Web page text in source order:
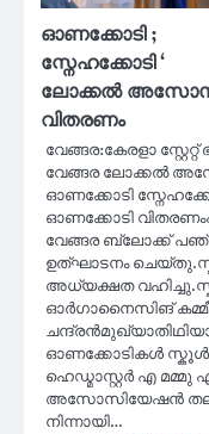
ഓണക്കോടി ;
സ്നേഹക്കോടി ‘
ലോക്കൽ
വിതരണം
വേങ്ങര:കേരളാ
വേങ്ങര ലോക്കൽ
ഓണക്കോടി
ഓണക്കോടി
വേങ്ങര ബ്ലോക്ക്‌
ഉത്ഘാടനം
അധ്യക്ഷത
ഓർഗാനൈസിങ്
ഓണക്കോടികൾ
ഹെഡ്മാസ്റ്റർ എ മമ്മു
അസോസിയേഷൻ
നിന്നായി…